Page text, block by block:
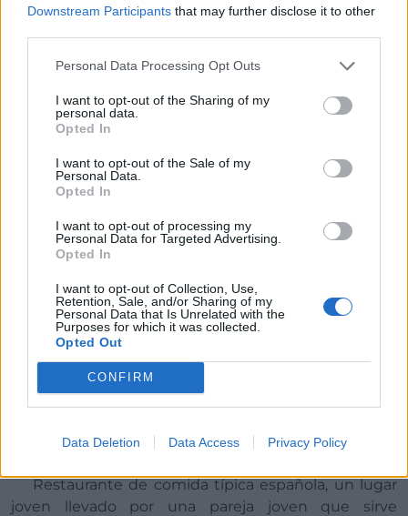
Downstream Participants that may further disclose it to other
Personal Data Processing Opt Outs
I want to opt-out of the Sharing of my
personal data.
Opted In
I want to opt-out of the Sale of my
Personal Data.
Opted In
I want to opt-out of processing my
Personal Data for Targeted Advertising.
Opted In
I want to opt-out of Collection, Use,
Retention, Sale, and/or Sharing of my
Personal Data that Is Unrelated with the
Purposes for which it was collected.
Opted Out
CONFIRM
Data Deletion Data Access Privacy Policy
hacer una pequeña inmersión a su cultura a través
de su gastronomía. Se trata de un local pequeño
decorado para recibirte con la hospitalidad que
caracteriza las gentes de Etiopía. Cocina exòtica
protagonizada por largas cocciones e innumerables
condimentos. Aparte de la carta, ofrecen un menú
postre o café por 19.50 €.
Teléfono de reservas:
Ubicación: Carrer del Vallespir, 44, 08014
Barcelona, España
8. El Cullerot de Sants
Restaurante de comida típica española, un lugar
joven llevado por una pareja joven que sirve